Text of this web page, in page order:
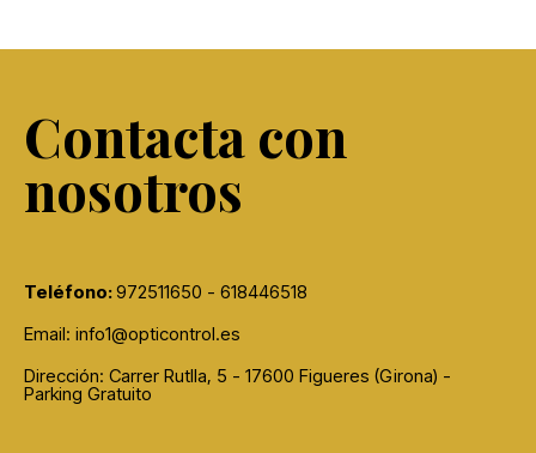
Contacta con
nosotros
Teléfono:972511650 - 618446518
Email: info1@opticontrol.es
Dirección: Carrer Rutlla, 5 - 17600 Figueres (Girona) -
Parking Gratuito